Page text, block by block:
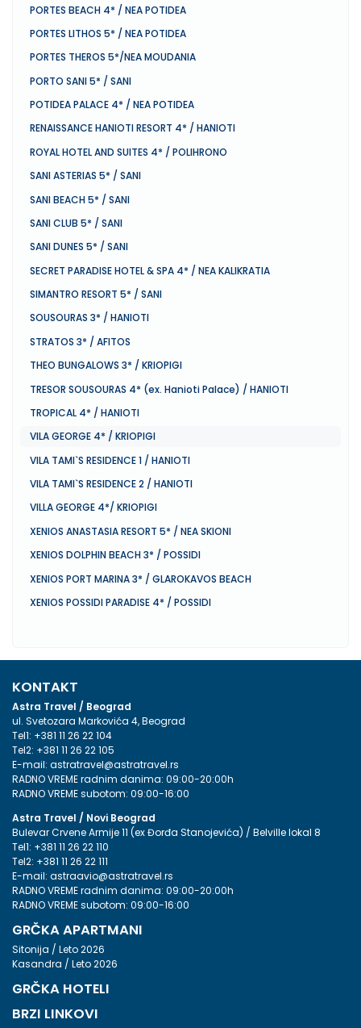
PORTES BEACH 4* / NEA POTIDEA
PORTES LITHOS 5* / NEA POTIDEA
PORTES THEROS 5*/NEA MOUDANIA
PORTO SANI 5* / SANI
POTIDEA PALACE 4* / NEA POTIDEA
RENAISSANCE HANIOTI RESORT 4* / HANIOTI
ROYAL HOTEL AND SUITES 4* / POLIHRONO
SANI ASTERIAS 5* / SANI
SANI BEACH 5* / SANI
SANI CLUB 5* / SANI
SANI DUNES 5* / SANI
SECRET PARADISE HOTEL & SPA 4* / NEA KALIKRATIA
SIMANTRO RESORT 5* / SANI
SOUSOURAS 3* / HANIOTI
STRATOS 3* / AFITOS
THEO BUNGALOWS 3* / KRIOPIGI
TRESOR SOUSOURAS 4* (ex. Hanioti Palace) / HANIOTI
TROPICAL 4* / HANIOTI
VILA GEORGE 4* / KRIOPIGI
VILA TAMI`S RESIDENCE 1 / HANIOTI
VILA TAMI`S RESIDENCE 2 / HANIOTI
VILLA GEORGE 4*/ KRIOPIGI
XENIOS ANASTASIA RESORT 5* / NEA SKIONI
XENIOS DOLPHIN BEACH 3* / POSSIDI
XENIOS PORT MARINA 3* / GLAROKAVOS BEACH
XENIOS POSSIDI PARADISE 4* / POSSIDI
KONTAKT
Astra Travel / Beograd
ul. Svetozara Markovića 4, Beograd
Tel1: +381 11 26 22 104
Tel2: +381 11 26 22 105
E-mail: astratravel@astratravel.rs
RADNO VREME radnim danima: 09:00-20:00h
RADNO VREME subotom: 09:00-16:00
Astra Travel / Novi Beograd
Bulevar Crvene Armije 11 (ex Đorđa Stanojevića) / Belville lokal 8
Tel1: +381 11 26 22 110
Tel2: +381 11 26 22 111
E-mail: astraavio@astratravel.rs
RADNO VREME radnim danima: 09:00-20:00h
RADNO VREME subotom: 09:00-16:00
GRČKA APARTMANI
Sitonija / Leto 2026
Kasandra / Leto 2026
GRČKA HOTELI
BRZI LINKOVI